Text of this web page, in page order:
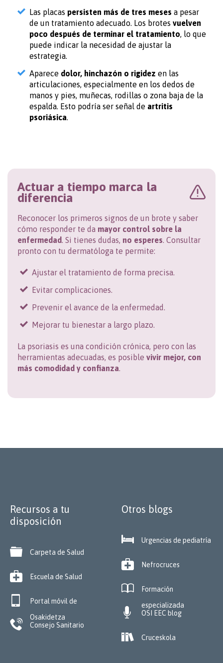
Las placas persisten más de tres meses a pesar
de un tratamiento adecuado. Los brotes vuelven
poco después de terminar el tratamiento, lo que
puede indicar la necesidad de ajustar la
estrategia.
Aparece dolor, hinchazón o rigidez en las
articulaciones, especialmente en los dedos de
manos y pies, muñecas, rodillas o zona baja de la
espalda. Esto podría ser señal de artritis
psoriásica.
Actuar a tiempo marca la
diferencia
Reconocer los primeros signos de un brote y saber
cómo responder te da mayor control sobre la
enfermedad. Si tienes dudas, no esperes. Consultar
pronto con tu dermatóloga te permite:
Ajustar el tratamiento de forma precisa.
Evitar complicaciones.
Prevenir el avance de la enfermedad.
Mejorar tu bienestar a largo plazo.
La psoriasis es una condición crónica, pero con las
herramientas adecuadas, es posible vivir mejor, con
más comodidad y confianza.
Recursos a tu
disposición
 Carpeta de Salud
 Escuela de Salud

Portal móvil de
Osakidetza
 Consejo Sanitario
Otros blogs
 Urgencias de pediatría
 Nefrocruces

Formación
especializada
 OSI EEC blog
 Cruceskola